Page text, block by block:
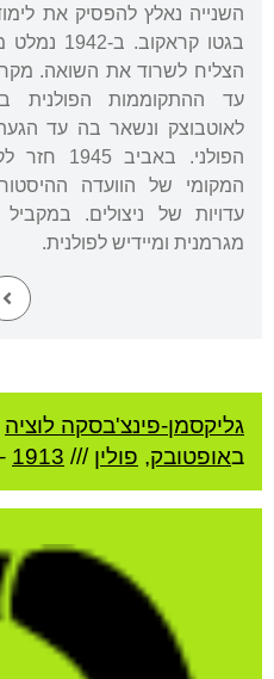
בגטו
הצליח לשרוד את השואה.
לאוטבוצק ונשאר בה עד
הפולני.
המקומי של הוועדה
עדויות של ניצולים.
מגרמנית ומיידיש לפולנית.
גליקסמן-פינצ'בסקה לוציה
באופטובק, פולין ///
1913